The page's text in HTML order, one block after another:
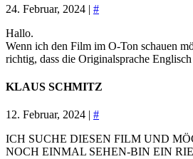
24. Februar, 2024 | #
Hallo.
Wenn ich den Film im O-Ton schauen
richtig, dass die Originalsprache
KLAUS SCHMITZ
12. Februar, 2024 | #
ICH SUCHE DIESEN FILM UND
NOCH EINMAL SEHEN-BIN EIN